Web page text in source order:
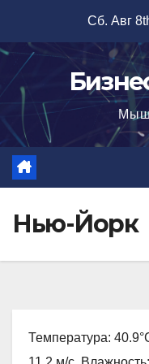
содержимому
Сб. Авг
Нью-Йорк
Температура: